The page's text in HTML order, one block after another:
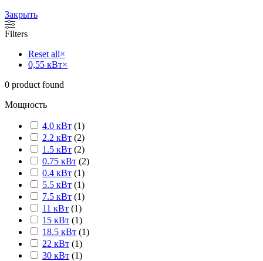
Закрыть
Filters
Reset all×
0,55 кВт×
0 product found
Мощность
4.0 кВт (1)
2.2 кВт (2)
1.5 кВт (2)
0.75 кВт (2)
0.4 кВт (1)
5.5 кВт (1)
7.5 кВт (1)
11 кВт (1)
15 кВт (1)
18.5 кВт (1)
22 кВт (1)
30 кВт (1)